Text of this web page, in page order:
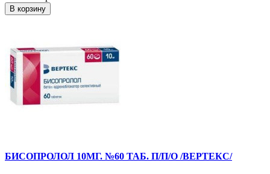
В корзину
БИСОПРОЛОЛ 10МГ. №60 ТАБ. П/П/О /ВЕРТЕКС/